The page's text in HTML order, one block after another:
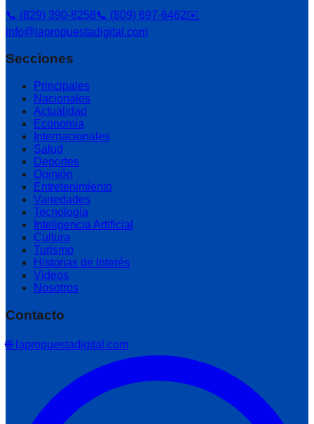
📞 (829) 390-8258📞 (809) 697-6462✉️
info@lapropuestadigital.com
Secciones
Principales
Nacionales
Actualidad
Economía
Internacionales
Salud
Deportes
Opinión
Entretenimiento
Variedades
Tecnología
Inteligencia Artificial
Cultura
Turismo
Historias de Interés
Videos
Nosotros
Contacto
🌐 lapropuestadigital.com